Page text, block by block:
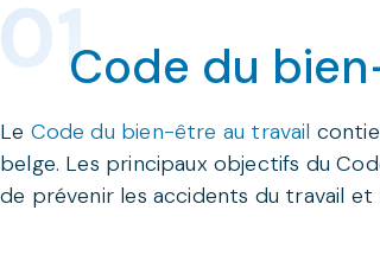
Code du
Le Code du bien-être au travail
belge. Les principaux objectifs du
de prévenir les accidents du travail